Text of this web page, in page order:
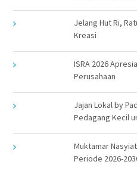
Jelang Hut Ri,
Kreasi
ISRA 2026
Perusahaan
Jajan Lokal by
Pedagang Kecil
Muktamar
Periode 2026-